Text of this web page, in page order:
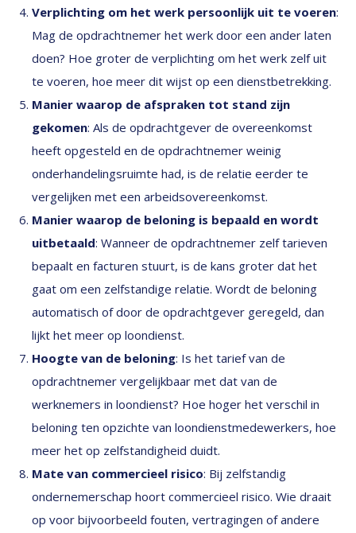
Verplichting om het werk persoonlijk uit te voeren:
Mag de opdrachtnemer het werk door een ander laten
doen? Hoe groter de verplichting om het werk zelf uit
te voeren, hoe meer dit wijst op een dienstbetrekking.
Manier waarop de afspraken tot stand zijn
gekomen: Als de opdrachtgever de overeenkomst
heeft opgesteld en de opdrachtnemer weinig
onderhandelingsruimte had, is de relatie eerder te
vergelijken met een arbeidsovereenkomst.
Manier waarop de beloning is bepaald en wordt
uitbetaald: Wanneer de opdrachtnemer zelf tarieven
bepaalt en facturen stuurt, is de kans groter dat het
gaat om een zelfstandige relatie. Wordt de beloning
automatisch of door de opdrachtgever geregeld, dan
lijkt het meer op loondienst.
Hoogte van de beloning: Is het tarief van de
opdrachtnemer vergelijkbaar met dat van de
werknemers in loondienst? Hoe hoger het verschil in
beloning ten opzichte van loondienstmedewerkers, hoe
meer het op zelfstandigheid duidt.
Mate van commercieel risico: Bij zelfstandig
ondernemerschap hoort commercieel risico. Wie draait
op voor bijvoorbeeld fouten, vertragingen of andere